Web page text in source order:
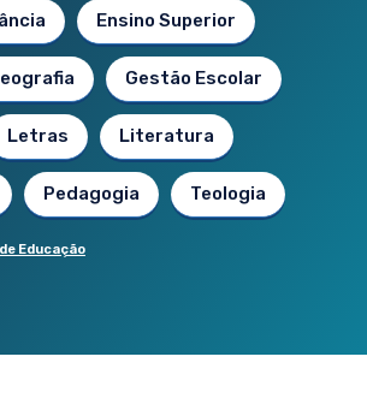
Ensino Superior
Gestão Escolar
Letras Literatura
Pedagogia Teologia
Educação